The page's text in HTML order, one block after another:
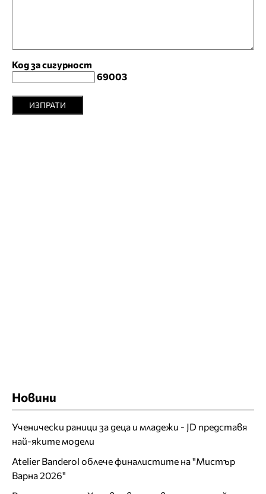
Код за сигурност
69003
ИЗПРАТИ
Новини
Ученически раници за деца и младежи - JD представя
най-яките модели
Atelier Banderol облече финалистите на "Мистър
Варна 2026"